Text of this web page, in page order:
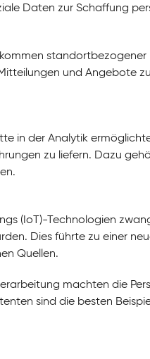
Daten zur Schaffung
und Angebote
in der Analytik
zu liefern. Dazu
(IoT)-Technologien
Dies führte zu einer
Quellen.
machten die
sind die besten